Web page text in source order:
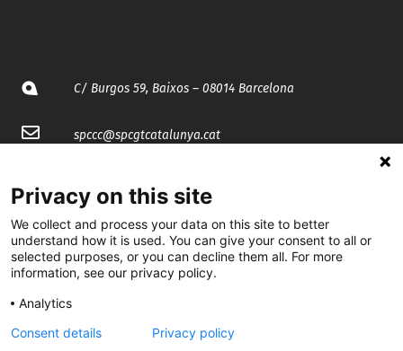
C/ Burgos 59, Baixos – 08014 Barcelona
spccc@spcgtcatalunya.cat
@CGTCatalunya
cgtcatalunya
CGTCatalunya
cgtcatalunya
Privacy on this site
We collect and process your data on this site to better
understand how it is used. You can give your consent to all or
selected purposes, or you can decline them all. For more
information, see our privacy policy.
Analytics
Consent details
Privacy policy